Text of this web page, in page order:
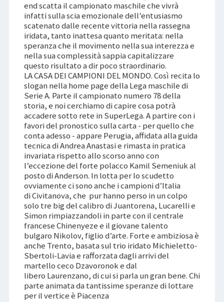
end scatta il campionato maschile che vivrà
infatti sulla scia emozionale dell’entusiasmo
scatenato dalle recente vittoria nella rassegna
iridata, tanto inattesa quanto meritata: nella
speranza che il movimento nella sua interezza e
nella sua complessità sappia capitalizzare
questo risultato a dir poco straordinario.
LA CASA DEI CAMPIONI DEL MONDO. Così recita lo
slogan nella home page della Lega maschile di
Serie A. Parte il campionato numero 78 della
storia, e noi cerchiamo di capire cosa potrà
accadere sotto rete in SuperLega. A partire con i
favori del pronostico sulla carta - per quello che
conta adesso - appare Perugia, affidata alla guida
tecnica di Andrea Anastasi e rimasta in pratica
invariata rispetto allo scorso anno con
l’eccezione del forte polacco Kamil Semeniuk al
posto di Anderson. In lotta per lo scudetto
ovviamente ci sono anche i campioni d’Italia
di Civitanova, che pur hanno perso in un colpo
solo tre big del calibro di Juantorena, Lucarelli e
Simon rimpiazzandoli in parte con il centrale
francese Chinenyeze e il giovane talento
bulgaro Nikolov, figlio d’arte. Forte e ambiziosa è
anche Trento, basata sul trio iridato Michieletto-
Sbertoli-Lavia e rafforzata dagli arrivi del
martello ceco Dzavoronok e dal
libero Laurenzano, di cui si parla un gran bene. Chi
parte animata da tantissime speranze di lottare
per il vertice è Piacenza